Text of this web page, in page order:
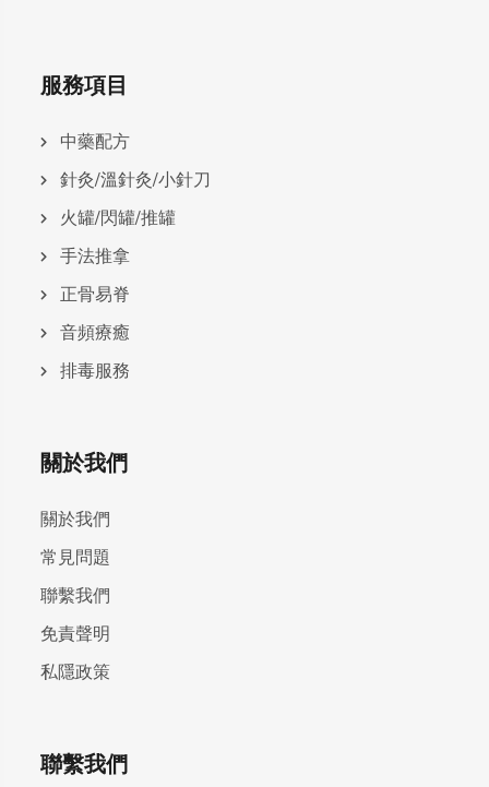
服務項目
中藥配方
針灸/溫針灸/小針刀
火罐/閃罐/推罐
手法推拿
正骨易脊
⾳頻療癒
排毒服務
關於我們
關於我們
常見問題
聯繫我們
免責聲明
私隱政策
聯繫我們